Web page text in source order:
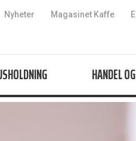
Nyheter Magasinet Kaffe
HANDEL